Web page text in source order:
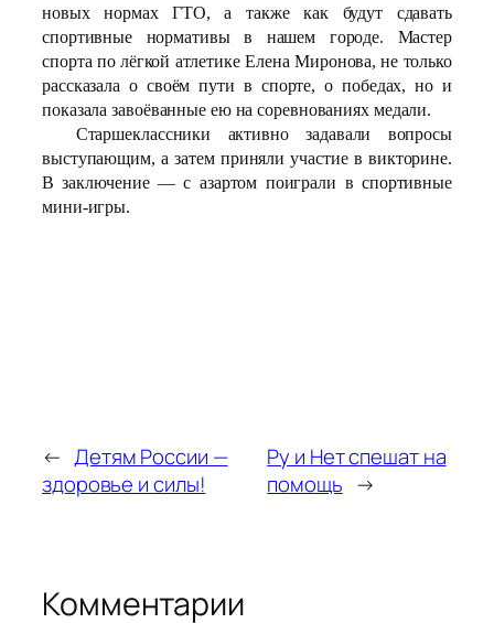
новых нормах ГТО, а также как будут сдавать
спортивные нормативы в нашем городе. Мастер
спорта по лёгкой атлетике Елена Миронова, не только
рассказала о своём пути в спорте, о победах, но и
показала завоёванные ею на соревнованиях медали.
Старшеклассники активно задавали вопросы
выступающим, а затем приняли участие в викторине.
В заключение — с азартом поиграли в спортивные
мини-игры.
← Детям России —
здоровье и силы!
Ру и Нет спешат на
помощь →
Комментарии